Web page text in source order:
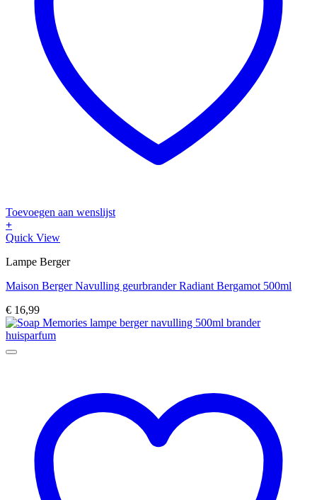
Toevoegen aan wenslijst
+
Quick View
Lampe Berger
Maison Berger Navulling geurbrander Radiant Bergamot 500ml
€ 16,99